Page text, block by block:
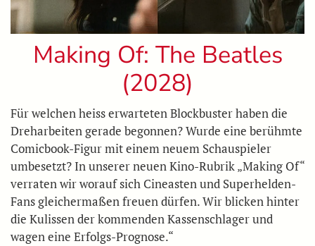
Making Of: The Beatles
(2028)
Für welchen heiss erwarteten Blockbuster haben die
Dreharbeiten gerade begonnen? Wurde eine berühmte
Comicbook-Figur mit einem neuem Schauspieler
umbesetzt? In unserer neuen Kino-Rubrik „Making Of“
verraten wir worauf sich Cineasten und Superhelden-
Fans gleichermaßen freuen dürfen. Wir blicken hinter
die Kulissen der kommenden Kassenschlager und
wagen eine Erfolgs-Prognose.“